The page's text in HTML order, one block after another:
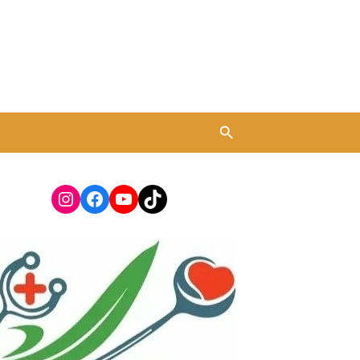
Instagram
Facebook
YouTube
TikTok